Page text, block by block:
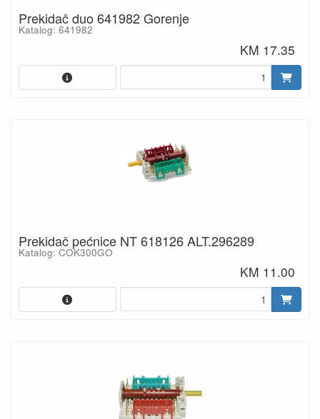
Prekidač duo 641982 Gorenje
Katalog: 641982
KM 17.35
Prekidač pećnice NT 618126 ALT.296289
Katalog: COK300GO
KM 11.00